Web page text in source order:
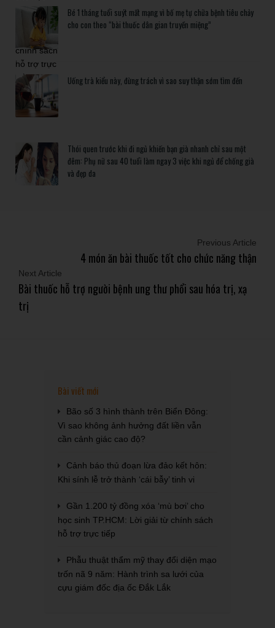
Bé 1 tháng tuổi suýt mất mạng vì bố mẹ tự chữa bệnh tiêu chảy
cho con theo “bài thuốc dân gian truyền miệng”
Uống trà kiểu này, đừng trách vì sao suy thận sớm tìm đến
Thói quen trước khi đi ngủ khiến bạn già nhanh chỉ sau một
đêm: Phụ nữ sau 40 tuổi làm ngay 3 việc khi ngủ để chống già
và đẹp da
Previous Article
4 món ăn bài thuốc tốt cho chức năng thận
Next Article
Bài thuốc hỗ trợ người bệnh ung thư phổi sau hóa trị, xạ
trị
Bài viết mới
Bão số 3 hình thành trên Biển Đông:
Vì sao không ảnh hưởng đất liền vẫn
cần cảnh giác cao độ?
Cảnh báo thủ đoạn lừa đảo kết hôn:
Khi sính lễ trở thành ‘cái bẫy’ tinh vi
Gần 1.200 tỷ đồng xóa ‘mù bơi’ cho
học sinh TP.HCM: Lời giải từ chính sách
hỗ trợ trực tiếp
Phẫu thuật thẩm mỹ thay đổi diện mạo
trốn nã 9 năm: Hành trình sa lưới của
cựu giám đốc địa ốc Đắk Lắk